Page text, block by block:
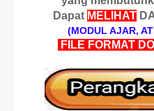
Dapat MELIHAT
(MODUL AJAR,
FILE FORMAT